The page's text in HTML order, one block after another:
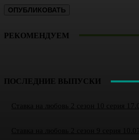
РЕКОМЕНДУЕМ
ПОСЛЕДНИЕ ВЫПУСКИ
Ставка на любовь 2 сезон 10 серия